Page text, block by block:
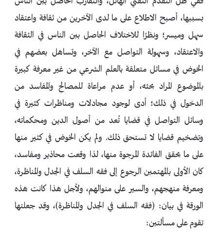
بسببها، أصبح الاطلاع على ما لدى الآخرين من ثقافة واعتقاد
سهل وميسر؛ ونظرًا للاختلاف الحاصل بين الناس في الثقافة
والاعتقاد، وسهولة التواصل مع الآخر، وتساهل بعضهم في
الخوض في مسائل متعلقة بالعلم الشرعي من غير معرفة كبيرة
بالموضوع المراد بحثه، أو عدم مراعاة للمصالح والمفاسد من
الدخول في ذلك؛ أدى لوجود مجادلات ومناظرات كثيرة في
وسائل التواصل في قضايا تُعد من أصول الدين ومحكماته،
وتضخيم قضايا لا تستحق ذلك. ولم يكن الخوض في كثير منها
على ما يحقق الفائدة المرجوة منها، لذا وقعت محاذير ومفاسد،
كان الأولى بالمهتمين الرجوع إلى فقه السلف في الجدل والمناظرة،
ومعرفة منهجهم، والسير على منوالهم، ولأجل هذا كانت هذه
الورقة في بيان: (فقه السلف في الجدل والمناظرة)، وقد جعلتها
تقوم على مسألتين: